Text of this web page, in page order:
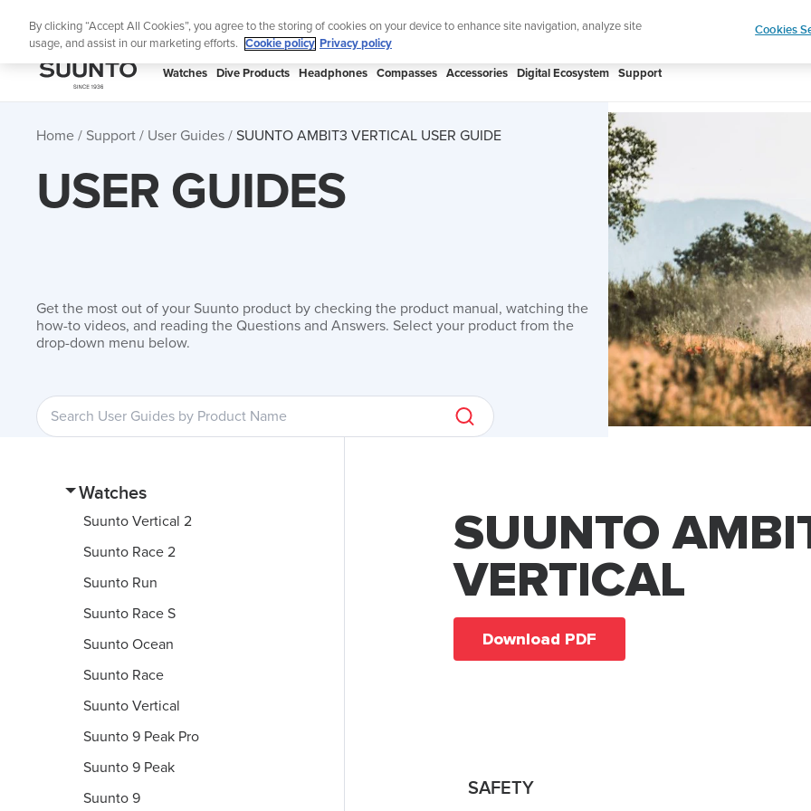
Lightweight sports watch designed for runners Shop
SUUNTO
Watches Dive Products Headphones Compasses Accessories Digital Ecosystem Support
Home Support User Guides SUUNTO AMBIT3 VERTICAL USER GUIDE
USER GUIDES
Get the most out of your Suunto product by checking the product manual, watching the
how-to videos, and reading the Questions and Answers. Select your product from the
drop-down menu below.
Watches
Suunto Vertical 2
Suunto Race 2
Suunto Run
Suunto Race S
Suunto Ocean
Suunto Race
Suunto Vertical
Suunto 9 Peak Pro
Suunto 9 Peak
Suunto 9
SUUNTO
VERTICAL
Download PDF
SAFETY
By clicking “Accept All Cookies”, you agree to the storing of cookies on your device to enhance site navigation, analyze site
usage, and assist in our marketing efforts.
Cookie policy Privacy policy
Cookies